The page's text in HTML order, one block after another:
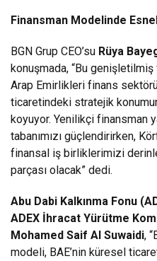
Finansman Modelinde
BGN Grup CEO’su Rüya
konuşmada, “Bu
Arap Emirlikleri finans
ticaretindeki stratejik
koyuyor. Yenilikçi finansman
tabanımızı güçlendirirken,
finansal iş birliklerimizi
parçası olacak” dedi.
Abu Dabi Kalkınma Fonu
ADEX İhracat Yürütme
Mohamed Saif Al Suwaidi,
modeli, BAE’nin küresel